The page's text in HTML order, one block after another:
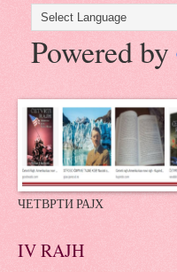
Powered by
ЧЕТВРТИ РАЈХ
IV RAJH